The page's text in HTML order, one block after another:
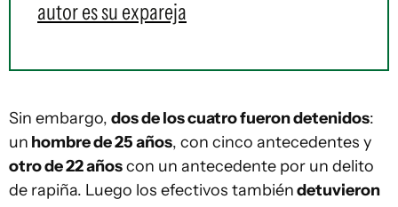
autor es su expareja
Sin embargo, dos de los cuatro fueron detenidos:
un hombre de 25 años, con cinco antecedentes y
otro de 22 añoscon un antecedente por un delito
de rapiña. Luego los efectivos tambiéndetuvieron